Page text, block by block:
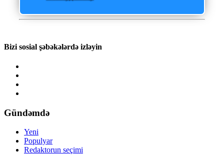
Bizi sosial şəbəkələrdə izləyin
Gündəmdə
Yeni
Populyar
Redaktorun seçimi